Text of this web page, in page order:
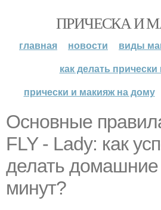
ПРИЧЕСКА И
главная новости
виды
как делать
прически и макияж на дому
Основные
FLY - Lady: как
делать домашние
минут?